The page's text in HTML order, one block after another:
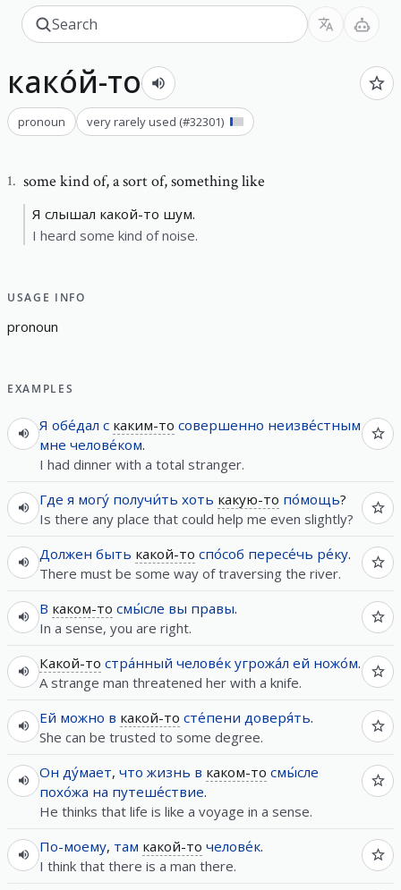
како́й-то
pronoun very rarely used (#32301)
1. some kind of,a sort of, something like
Я слышал какой-то шум.
I heard some kind of noise.
USAGE INFO
pronoun
EXAMPLES
Я обе́дал с каким-то совершенно неизве́стным
мне челове́ком.
I had dinner with a total stranger.
Где я могу́ получи́ть хоть какую-то по́мощь?
Is there any place that could help me even slightly?
Должен быть какой-то спо́соб пересе́чь ре́ку.
There must be some way of traversing the river.
В каком-то смы́сле вы правы.
In a sense, you are right.
Какой-то стра́нный челове́к угрожа́л ей ножо́м.
A strange man threatened her with a knife.
Ей можно в какой-то сте́пени доверя́ть.
She can be trusted to some degree.
Он ду́мает, что жизнь в каком-то смы́сле
похо́жа на путеше́ствие.
He thinks that life is like a voyage in a sense.
По-моему, там какой-то челове́к.
I think that there is a man there.